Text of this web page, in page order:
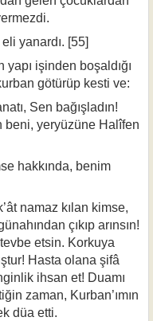
yanardı. [55]
işinden boşaldığı
götürüp kesti ve:
Sen bağışladın!
beni, yeryüzüne Halîfen
hakkında, benim
namaz kılan kimse,
çıkıp arınsın!
etsin. Korkuya
Hasta olana şifâ
ihsan et! Duamı
zaman, Kurban’ımın
düa etti.